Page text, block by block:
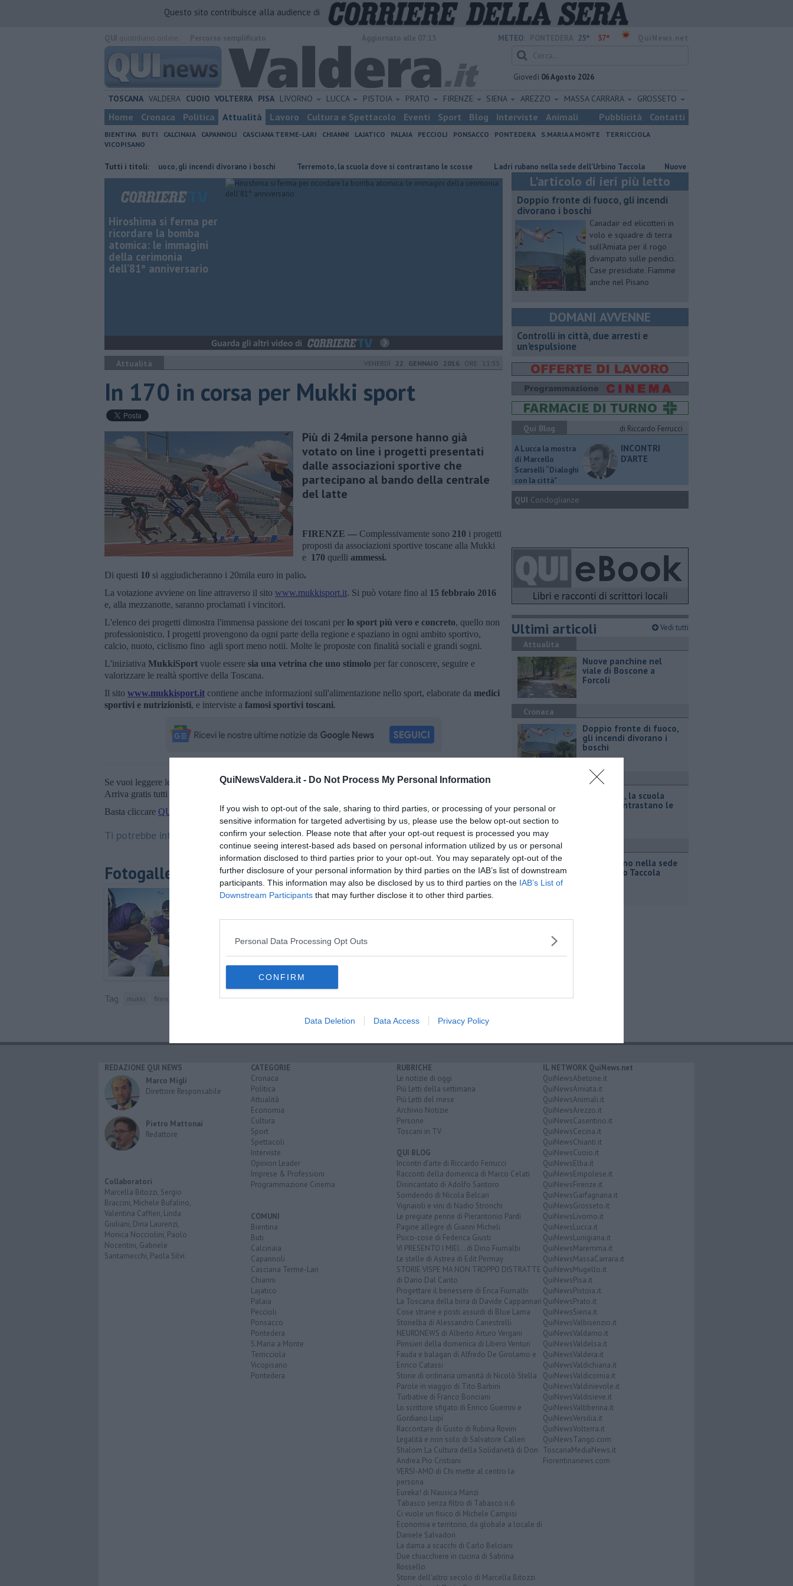
QuiNewsValdera.it - Do Not Process My Personal Information
If you wish to opt-out of the sale, sharing to third parties, or processing of your personal or
sensitive information for targeted advertising by us, please use the below opt-out section to
confirm your selection. Please note that after your opt-out request is processed you may
continue seeing interest-based ads based on personal information utilized by us or personal
information disclosed to third parties prior to your opt-out. You may separately opt-out of the
further disclosure of your personal information by third parties on the IAB’s list of downstream
participants. This information may also be disclosed by us to third parties on the IAB’s List of
Downstream Participants that may further disclose it to other third parties.
Personal Data Processing Opt Outs
CONFIRM
Data Deletion Data Access Privacy Policy
Questo sito contribuisce alla audience di
METEO: 25° 37°
Giovedì 06 Agosto 2026
TOSCANA VALDERA CUOIO VOLTERRA PISA LIVORNO LUCCA PISTOIA PRATO FIRENZE SIENA AREZZO MASSA CARRARA GROSSETO
Home Cronaca Politica Attualità Lavoro Cultura e Spettacolo Eventi Sport Blog Interviste Animali Pubblicità Contatti
BIENTINA BUTI CALCINAIA CAPANNOLI CASCIANA TERME-LARI CHIANNI LAJATICO PALAIA PECCIOLI PONSACCO PONTEDERA S.MARIA A MONTE
TERRICCIOLA
VICOPISANO
Tutti i titoli:
Doppio fronte di fuoco, gli incendi divorano i boschi Terremoto, la scuola dove si contrastano le scosse Ladri rubano nella sede dell'Urbino Taccola Nuove panchine nel viale di Boscone a Forcoli
Hiroshima si ferma per
ricordare la bomba
atomica: le immagini
della cerimonia
dell’81° anniversario
Attualità VENERDÌ 22 GENNAIO 2016 ORE 11:55
In 170 in corsa per Mukki sport
Più di 24mila persone hanno già
votato on line i progetti presentati
dalle associazioni sportive che
partecipano al bando della centrale
del latte
FIRENZE — Complessivamente sono 210 i progetti
proposti da associazioni sportive toscane alla Mukki
e 170 quelli ammessi.
Di questi 10 si aggiudicheranno i 20mila euro in palio.
La votazione avviene on line attraverso il sito www.mukkisport.it. Si può votare fino al 15 febbraio 2016
e, alla mezzanotte, saranno proclamati i vincitori.
L'elenco dei progetti dimostra l'immensa passione dei toscani per lo sport più vero e concreto, quello non
professionistico. I progetti provengono da ogni parte della regione e spaziano in ogni ambito sportivo,
calcio, nuoto, ciclismo fino agli sport meno notii. Molte le proposte con finalità sociali e grandi sogni.
L'iniziativa MukkiSport vuole essere sia una vetrina che uno stimolo per far conoscere, seguire e
valorizzare le realtà sportive della Toscana.
Il sito www.mukkisport.it contiene anche informazioni sull'alimentazione nello sport, elaborate da medici
sportivi e nutrizionisti, e interviste a famosi sportivi toscani.
Se vuoi leggere le notizie principali della Toscana iscriviti allaNewsletter QUInews - ToscanaMedia.
Arriva gratis tutti i giorni alle 20:00 direttamente nella tua casella di posta.
Basta cliccare QUI
Ti potrebbe interessare anche:
Fotogallery
Tag mukki firenze toscana
L'articolo di ieri più letto
Doppio fronte di fuoco, gli incendi
divorano i boschi
Canadair ed elicotteri in
volo e squadre di terra
sull'Amiata per il rogo
divampato sulle pendici.
Case presidiate. Fiamme
anche nel Pisano
DOMANI AVVENNE
Controlli in città, due arresti e
un'espulsione
Qui Blog
di Riccardo Ferrucci
A Lucca la mostra
di Marcello
Scarselli “Dialoghi
con la città"
INCONTRI
D'ARTE
QUI Condoglianze
Ultimi articoli Vedi tutti
Attualità
Nuove panchine nel
viale di Boscone a
Forcoli
Cronaca
Doppio fronte di fuoco,
gli incendi divorano i
boschi
Terremoto, la scuola
dove si contrastano le
Attualità
Ladri rubano nella sede
dell'Urbino Taccola
REDAZIONE QUI NEWS
Marco Migli
Direttore Responsabile
Pietro Mattonai
Redattore
Collaboratori
Marcella Bitozzi, Sergio
Braccini, Michele Bufalino,
Valentina Caffieri, Linda
Giuliani, Dina Laurenzi,
Monica Nocciolini, Paolo
Nocentini, Gabriele
Santarnecchi, Paola Silvi.
CATEGORIE
Cronaca
Politica
Attualità
Economia
Cultura
Sport
Spettacoli
Interviste
Opinion Leader
Imprese & Professioni
Programmazione Cinema
COMUNI
Bientina
Buti
Calcinaia
Capannoli
Casciana Terme-Lari
Chianni
Lajatico
Palaia
Peccioli
Ponsacco
Pontedera
S.Maria a Monte
Terricciola
Vicopisano
Pontedera
RUBRICHE
Le notizie di oggi
Più Letti della settimana
Più Letti del mese
Archivio Notizie
Persone
Toscani in TV
QUI BLOG
Incontri d'arte di Riccardo Ferrucci
Racconti della domenica di Marco Celati
Disincantato di Adolfo Santoro
Sorridendo di Nicola Belcari
Vignaioli e vini di Nadio Stronchi
Le pregiate penne di Pierantonio Pardi
Pagine allegre di Gianni Micheli
Psico-cose di Federica Giusti
VI PRESENTO I MIEI... di Dino Fiumalbi
Le stelle di Astrea di Edit Permay
STORIE VISPE MA NON TROPPO DISTRATTE
di Dario Dal Canto
Progettare il benessere di Erica Fiumalbi
La Toscana della birra di Davide Cappannari
Cose strane e posti assurdi di Blue Lama
Storielba di Alessandro Canestrelli
NEURONEWS di Alberto Arturo Vergani
Pensieri della domenica di Libero Venturi
Fauda e balagan di Alfredo De Girolamo e
Enrico Catassi
Storie di ordinaria umanità di Nicolò Stella
Parole in viaggio di Tito Barbini
Turbative di Franco Bonciani
Lo scrittore sfigato di Enrico Guerrini e
Gordiano Lupi
Raccontare di Gusto di Rubina Rovini
Legalità e non solo di Salvatore Calleri
Shalom La Cultura della Solidarietà di Don
Andrea Pio Cristiani
VERSI-AMO di Chi mette al centro la
persona
Eureka! di Nausica Manzi
Tabasco senza filtro di Tabasco n.6
Ci vuole un fisico di Michele Campisi
Economia e territorio, da globale a locale di
Daniele Salvadori
La dama a scacchi di Carlo Belciani
Due chiacchiere in cucina di Sabrina
Rossello
Storie dell'altro secolo di Marcella Bitozzi
IL NETWORK QuiNews.net
QuiNewsAbetone.it
QuiNewsAmiata.it
QuiNewsAnimali.it
QuiNewsArezzo.it
QuiNewsCasentino.it
QuiNewsCecina.it
QuiNewsChianti.it
QuiNewsCuoio.it
QuiNewsElba.it
QuiNewsEmpolese.it
QuiNewsFirenze.it
QuiNewsGarfagnana.it
QuiNewsGrosseto.it
QuiNewsLivorno.it
QuiNewsLucca.it
QuiNewsLunigiana.it
QuiNewsMaremma.it
QuiNewsMassaCarrara.it
QuiNewsMugello.it
QuiNewsPisa.it
QuiNewsPistoia.it
QuiNewsPrato.it
QuiNewsSiena.it
QuiNewsValbisenzio.it
QuiNewsValdarno.it
QuiNewsValdelsa.it
QuiNewsValdera.it
QuiNewsValdichiana.it
QuiNewsValdicornia.it
QuiNewsValdinievole.it
QuiNewsValdisieve.it
QuiNewsValtiberina.it
QuiNewsVersilia.it
QuiNewsVolterra.it
QuiNewsTango.com
ToscanaMediaNews.it
Fiorentinanews.com